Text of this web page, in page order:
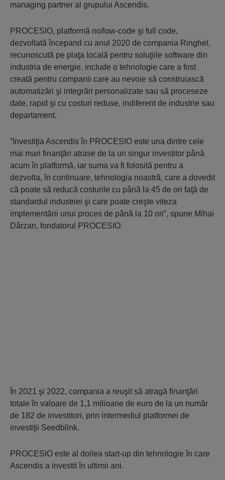
managing partner al grupului Ascendis.
PROCESIO, platformă no/low-code şi full code,
dezvoltată începand cu anul 2020 de compania Ringhel,
recunoscută pe piaţa locală pentru soluţiile software din
industria de energie, include o tehnologie care a fost
creată pentru companii care au nevoie să construiască
automatizări şi integrări personalizate sau să proceseze
date, rapid şi cu costuri reduse, indiferent de industrie sau
departament.
”Investiţia Ascendis în PROCESIO este una dintre cele
mai mari finanţări atrase de la un singur investitor până
acum în platformă, iar suma va fi folosită pentru a
dezvolta, în continuare, tehnologia noastră, care a dovedit
că poate să reducă costurile cu până la 45 de ori faţă de
standardul industriei şi care poate creşte viteza
implementării unui proces de până la 10 ori”, spune Mihai
Dârzan, fondatorul PROCESIO.
În 2021 şi 2022, compania a reuşit să atragă finanţări
totale în valoare de 1,1 milioane de euro de la un număr
de 182 de investitori, prin intermediul platformei de
investiţii Seedblink.
PROCESIO este al doilea start-up din tehnologie în care
Ascendis a investit în ultimii ani.